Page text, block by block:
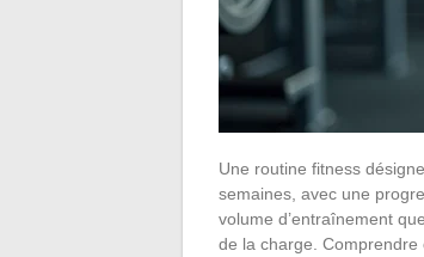
Une routine fitness
semaines, avec une
volume d’entraînement
de la charge.